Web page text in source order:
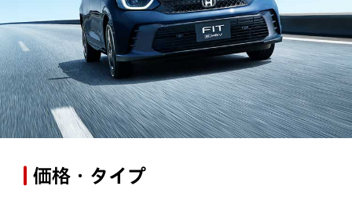
価格・タイプ